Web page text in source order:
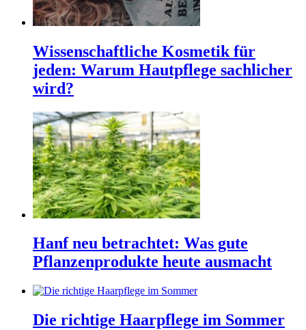
Wissenschaftliche Kosmetik für
jeden: Warum Hautpflege sachlicher
wird?
Hanf neu betrachtet: Was gute
Pflanzenprodukte heute ausmacht
Die richtige Haarpflege im Sommer